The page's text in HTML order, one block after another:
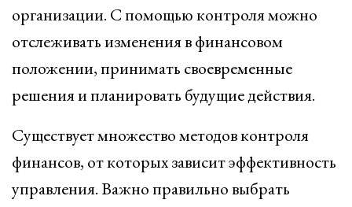
организации. С помощью контроля можно
отслеживать изменения в финансовом
положении, принимать своевременные
решения и планировать будущие действия.
Существует множество методов контроля
финансов, от которых зависит эффективность
управления. Важно правильно выбрать